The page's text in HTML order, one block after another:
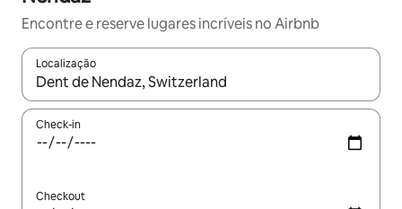
Encontre e reserve lugares incríveis no Airbnb
Localização
Quando os resultados estiverem disponíveis, explore-os
Check-in
Checkout